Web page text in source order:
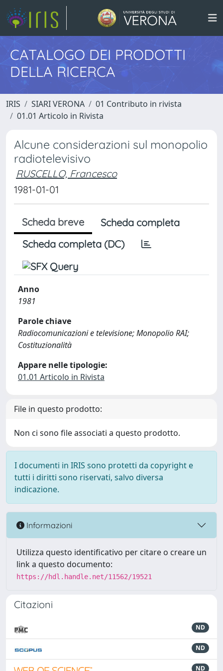
CATALOGO DEI PRODOTTI
DELLA RICERCA
IRIS SIARI VERONA
01 Contributo in rivista
01.01 Articolo in Rivista
Alcune considerazioni sul monopolio
radiotelevisivo
RUSCELLO, Francesco
1981-01-01
Scheda breve
Scheda completa
Scheda completa (DC)
Anno
1981
Parole chiave
Radiocomunicazioni e televisione; Monopolio RAI;
Costituzionalità
Appare nelle tipologie:
01.01 Articolo in Rivista
File in questo prodotto:
Non ci sono file associati a questo prodotto.
I documenti in IRIS sono protetti da copyright e
tutti i diritti sono riservati, salvo diversa
indicazione.
Informazioni
Utilizza questo identificativo per citare o creare un
link a questo documento:
https://hdl.handle.net/11562/19521
Citazioni
ND
ND
ND